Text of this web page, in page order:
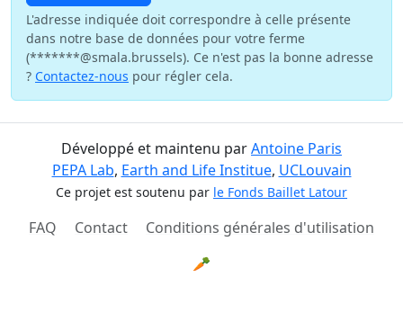
L'adresse indiquée doit correspondre à celle présente
dans notre base de données pour votre ferme
(*******@smala.brussels). Ce n'est pas la bonne adresse
? Contactez-nous pour régler cela.
Développé et maintenu parAntoine Paris
PEPA Lab, Earth and Life Institue, UCLouvain
Ce projet est soutenu par le Fonds Baillet Latour
FAQ Contact
Conditions générales d'utilisation
🥕